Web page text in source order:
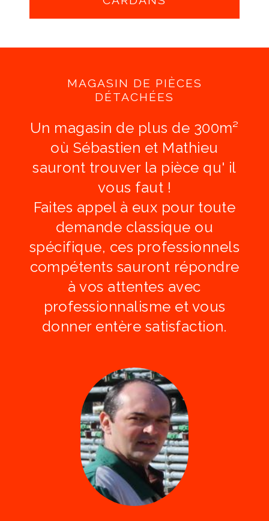
MAGASIN DE PIÈCES
DÉTACHÉES
Un magasin de plus de 300m²
où Sébastien et Mathieu
sauront trouver la pièce qu' il
vous faut !
Faites appel à eux pour toute
demande classique ou
spécifique, ces professionnels
compétents sauront répondre
à vos attentes avec
professionnalisme et vous
donner entère satisfaction.